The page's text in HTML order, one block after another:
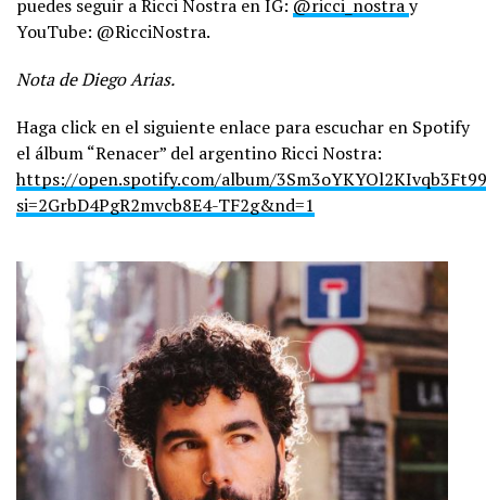
puedes seguir a Ricci Nostra en IG: @ricci_nostray
YouTube: @RicciNostra.
Nota de Diego Arias.
Haga click en el siguiente enlace para escuchar en Spotify
el álbum “Renacer” del argentino Ricci Nostra:
https://open.spotify.com/album/
si=2GrbD4PgR2mvcb8E4-TF2g&nd=1